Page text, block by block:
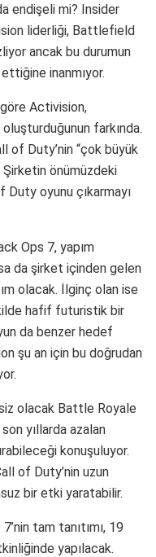
endişeli mi? Insider
liderliği, Battlefield
ancak bu durumun
inanmıyor.
Activision,
farkında.
of Duty’nin “çok büyük
Şirketin önümüzdeki
oyunu çıkarmayı
Ops 7, yapım
da şirket içinden gelen
olacak. İlginç olan ise
hafif futuristik bir
da benzer hedef
şu an için bu doğrudan
olacak Battle Royale
yıllarda azalan
konuşuluyor.
of Duty’nin uzun
bir etki yaratabilir.
tam tanıtımı, 19
yapılacak.